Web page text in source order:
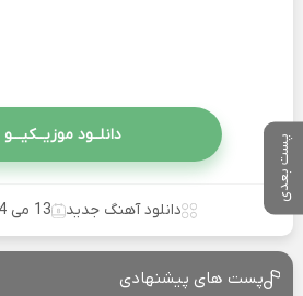
پست بعدی دانلــود موزیــکیـــو
دانلود آهنگ جدید 13 می 2024
پست های پیشنهادی